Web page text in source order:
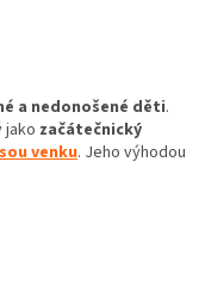
a nedonošené děti.
jako začátečnický
venku. Jeho výhodou